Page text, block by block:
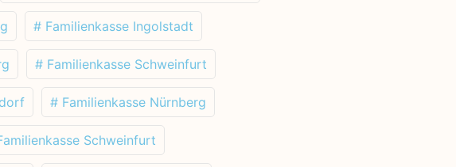
# Familienkasse Ingolstadt
# Familienkasse Schweinfurt
# Familienkasse Nürnberg
Schweinfurt